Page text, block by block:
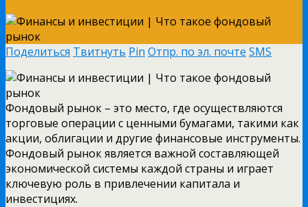
Поделиться Твитнуть Pin Отпр. по эл. почте SMS
Фондовый рынок – это место, где осуществляются
торговые операции с ценными бумагами, такими как
акции, облигации и другие финансовые инструменты.
Фондовый рынок является важной составляющей
экономической системы каждой страны и играет
ключевую роль в привлечении капитала и
инвестициях.